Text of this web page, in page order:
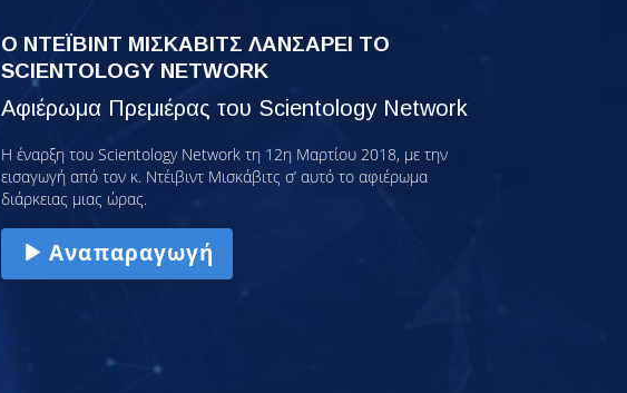
Ο ΝΤΕΪΒΙΝΤ ΜΙΣΚΑΒΙΤΣ ΛΑΝΣΑΡΕΙ ΤΟ
SCIENTOLOGY NETWORK
Αφιέρωμα Πρεμιέρας του Scientology Network
Η έναρξη του Scientology Network τη 12η Μαρτίου 2018, με την
εισαγωγή από τον κ. Ντέιβιντ Μισκάβιτς σ’ αυτό το αφιέρωμα
διάρκειας μιας ώρας.
Αναπαραγωγή